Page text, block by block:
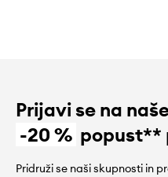
Prijavi se na
-20 % popust**
Pridruži se naši skupnosti in